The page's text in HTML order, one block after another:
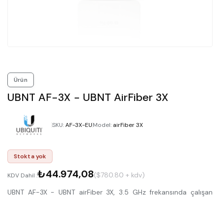
Ürün
UBNT AF-3X - UBNT AirFiber 3X
SKU:AF-3X-EUModel: airFiber 3X
Stokta yok
KDV Dahil :₺44.974,08($780.80 + kdv)
UBNT AF-3X - UBNT airFiber 3X, 3.5 GHz frekansında çalışan